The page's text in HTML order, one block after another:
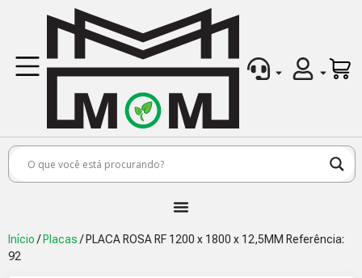
Início / Placas / PLACA ROSA RF 1200 x 1800 x 12,5MM Referência:
92